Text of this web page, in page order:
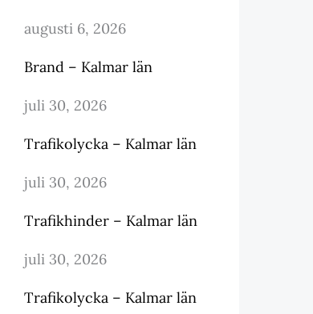
augusti 6, 2026
Brand – Kalmar län
juli 30, 2026
Trafikolycka – Kalmar län
juli 30, 2026
Trafikhinder – Kalmar län
juli 30, 2026
Trafikolycka – Kalmar län